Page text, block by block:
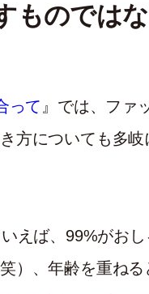
ものでは
って 』では、ファ
方についても多
えば、99%がお
）、年齢を重ね